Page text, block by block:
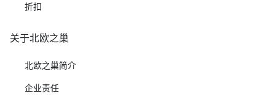
折扣
关于北欧之巢
北欧之巢简介
企业责任